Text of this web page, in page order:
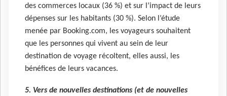
des commerces locaux (36 %) et sur l’impact de leurs
dépenses sur les habitants (30 %). Selon l’étude
menée par Booking.com, les voyageurs souhaitent
que les personnes qui vivent au sein de leur
destination de voyage récoltent, elles aussi, les
bénéfices de leurs vacances.
5. Vers de nouvelles destinations (et de nouvelles